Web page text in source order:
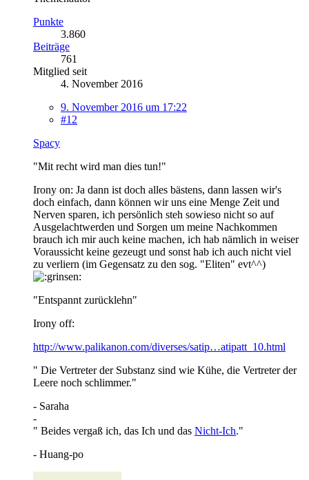
Punkte
3.860
Beiträge
761
Mitglied seit
4. November 2016
9. November 2016 um 17:22
#12
Spacy
"Mit recht wird man dies tun!"
Irony on: Ja dann ist doch alles bästens, dann lassen wir's
doch einfach, dann können wir uns eine Menge Zeit und
Nerven sparen, ich persönlich steh sowieso nicht so auf
Ausgelachtwerden und Sorgen um meine Nachkommen
brauch ich mir auch keine machen, ich hab nämlich in weiser
Voraussicht keine gezeugt und sonst hab ich auch nicht viel
zu verliern (im Gegensatz zu den sog. "Eliten" evt^^)
"Entspannt zurücklehn"
Irony off:
http://www.palikanon.com/diverses/satip…atipatt_10.html
" Die Vertreter der Substanz sind wie Kühe, die Vertreter der
Leere noch schlimmer."
- Saraha
-
" Beides vergaß ich, das Ich und das Nicht-Ich."
- Huang-po